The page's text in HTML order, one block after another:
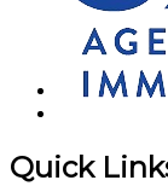
Quick